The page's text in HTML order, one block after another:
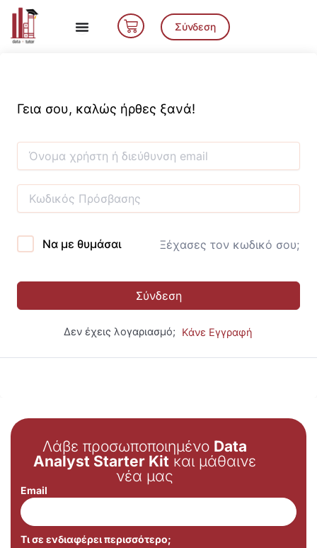
Μετάβαση
περιεχόμενο
Cart Σύνδεση
Γεια σου, καλώς ήρθες ξανά!
Να με θυμάσαι Ξέχασες τον κωδικό σου;
Σύνδεση
Δεν έχεις λογαριασμό; Κάνε Εγγραφή
Λάβε προσωποποιημένο Data
Analyst Starter Kit και μάθαινε
νέα μας
Email
Τι σε ενδιαφέρει περισσότερο;